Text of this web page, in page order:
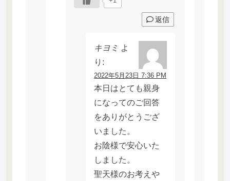
返信
キヨミ よ
り:
2022年5月23日 7:36 PM
本日はとても親身
になってのご回答
をありがとうござ
いました。
お陰様で安心いた
しました。
聖天様のお考えや